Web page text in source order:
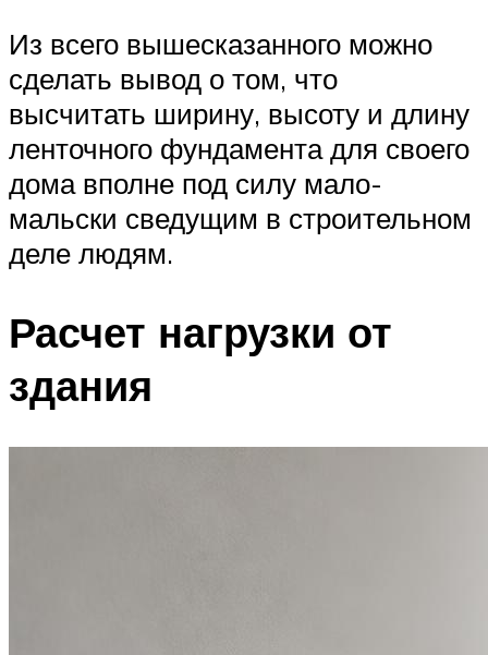
Из всего вышесказанного можно
сделать вывод о том, что
высчитать ширину, высоту и длину
ленточного фундамента для своего
дома вполне под силу мало-
мальски сведущим в строительном
деле людям.
Расчет нагрузки от
здания